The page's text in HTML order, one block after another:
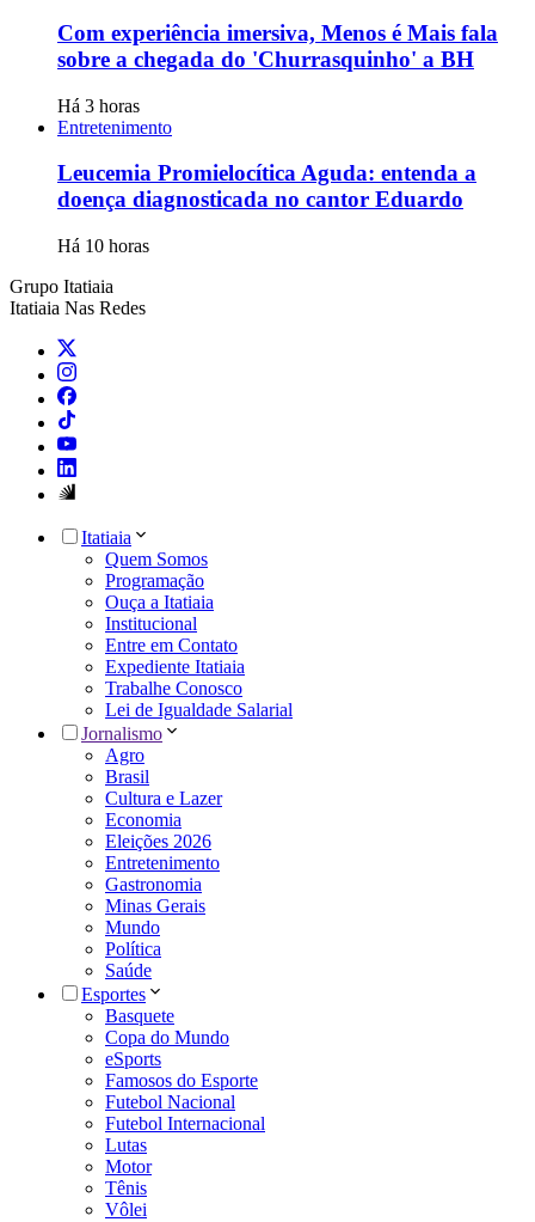
Com experiência imersiva, Menos é Mais fala
sobre a chegada do 'Churrasquinho' a BH
Há 3 horas
Entretenimento
Leucemia Promielocítica Aguda: entenda a
doença diagnosticada no cantor Eduardo
Há 10 horas
Grupo Itatiaia
Itatiaia Nas Redes
Itatiaia
Quem Somos
Programação
Ouça a Itatiaia
Institucional
Entre em Contato
Expediente Itatiaia
Trabalhe Conosco
Lei de Igualdade Salarial
Jornalismo
Agro
Brasil
Cultura e Lazer
Economia
Eleições 2026
Entretenimento
Gastronomia
Minas Gerais
Mundo
Política
Saúde
Esportes
Basquete
Copa do Mundo
eSports
Famosos do Esporte
Futebol Nacional
Futebol Internacional
Lutas
Motor
Tênis
Vôlei